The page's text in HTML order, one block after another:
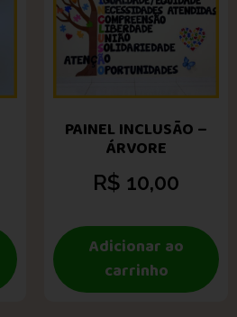
PAINEL INCLUSÃO –
ÁRVORE
R$ 10,00
Adicionar ao
carrinho